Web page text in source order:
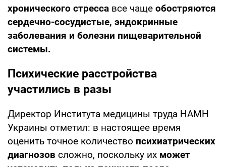
хронического стресса все чаще обостряются
сердечно-сосудистые, эндокринные
заболевания и болезни пищеварительной
системы.
Психические расстройства
участились в разы
Директор Института медицины труда НАМН
Украины отметил: в настоящее время
оценить точное количество психиатрических
диагнозов сложно, поскольку их может